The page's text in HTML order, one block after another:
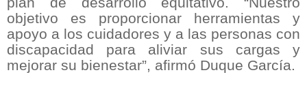
objetivo es proporcionar herramientas y
apoyo a los cuidadores y a las personas con
discapacidad para aliviar sus cargas y
mejorar su bienestar”, afirmó Duque García.